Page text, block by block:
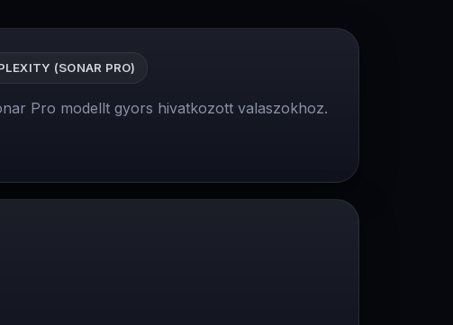
(SONAR PRO)
Pro modellt gyors hivatkozott valaszokhoz.